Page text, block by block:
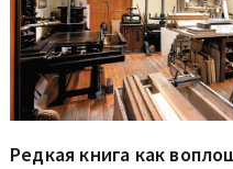
Редкая книга как